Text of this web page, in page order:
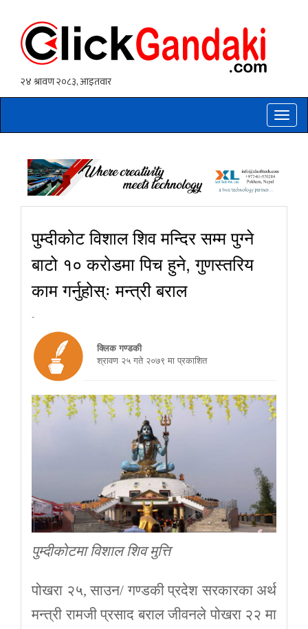
Toggle
पुम्दीकोट विशाल शिव मन्दिर सम्म पुग्ने
बाटो १० करोडमा पिच हुने, गुणस्तरिय
काम गर्नुहोस्ः मन्त्री बराल
-
क्लिक गण्डकी
श्रावण २५ गते २०७९ मा प्रकाशित
पुम्दीकोटमा विशाल शिव मुत्ति
पोखरा २५, साउन/ गण्डकी प्रदेश सरकारका अर्थ
मन्त्री रामजी प्रसाद बराल जीवनले पोखरा २२ मा